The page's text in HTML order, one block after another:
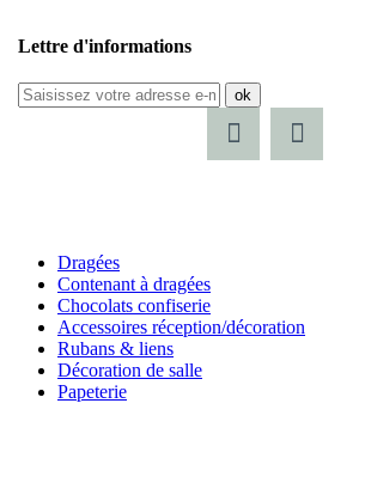
Lettre d'informations
ok
Dragées
Contenant à dragées
Chocolats confiserie
Accessoires réception/décoration
Rubans & liens
Décoration de salle
Papeterie